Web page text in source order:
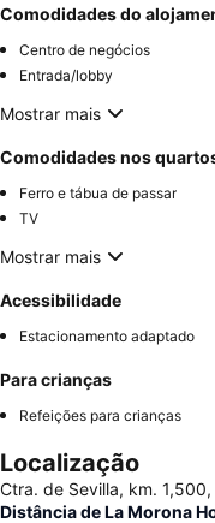
Comodidades do
Centro de negócios
Entrada/lobby
Mostrar mais
Comodidades nos
Ferro e tábua de passar
TV
Mostrar mais
Acessibilidade
Estacionamento adaptado
Para crianças
Refeições para crianças
Localização
Ctra. de Sevilla, km.
Distância de La Morona